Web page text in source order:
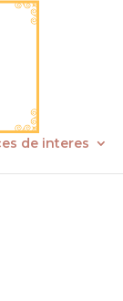
de interes